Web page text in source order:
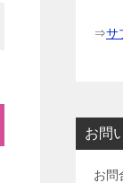
⇒サ
お問
お問